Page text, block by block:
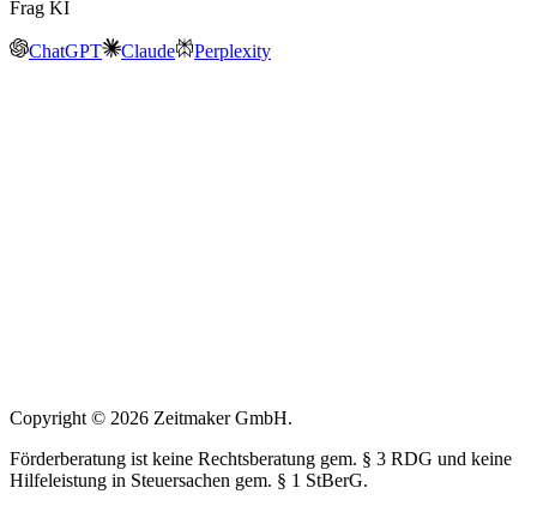
Frag KI
ChatGPT Claude Perplexity
Copyright © 2026 Zeitmaker GmbH.
Förderberatung ist keine Rechtsberatung gem. § 3 RDG und keine
Hilfeleistung in Steuersachen gem. § 1 StBerG.